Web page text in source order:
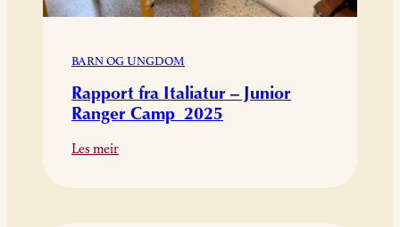
BARN OG UNGDOM
Rapport fra Italiatur – Junior
Ranger Camp 2025
Les meir: